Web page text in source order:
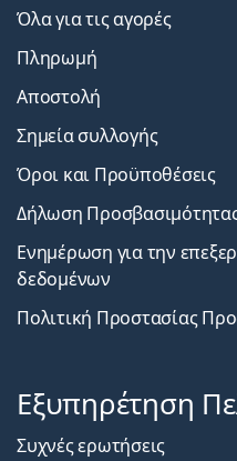
Όλα για τις αγορές
Πληρωμή
Αποστολή
Σημεία συλλογής
Όροι και Προϋποθέσεις
Δήλωση
Ενημέρωση για την
δεδομένων
Πολιτική Προστασίας
Εξυπηρέτηση
Συχνές ερωτήσεις